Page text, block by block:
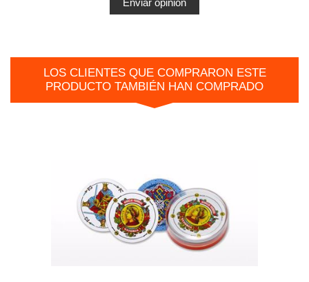
LOS CLIENTES QUE COMPRARON ESTE
PRODUCTO TAMBIÉN HAN COMPRADO